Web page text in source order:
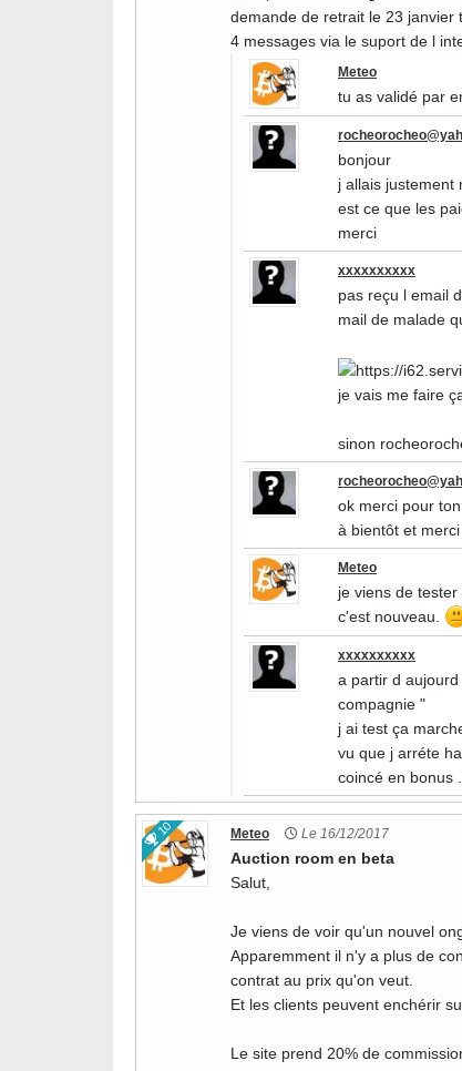
demande de retrait le 23 janvier
4 messages via le suport de l
Meteo
tu as validé par
bonjour
j allais justement
est ce que les
merci
xxxxxxxxxx
pas reçu l email
mail de malade
je vais me faire
sinon
ok merci pour
à bientôt et
Meteo
je viens de
c'est nouveau.
xxxxxxxxxx
a partir d
compagnie "
j ai test ça
vu que j arréte
coincé en bonus
10 Meteo Le 16/12/2017
Auction room en beta
Salut,
Je viens de voir qu'un nouvel
Apparemment il n'y a plus de
contrat au prix qu'on veut.
Et les clients peuvent enchérir
Le site prend 20% de